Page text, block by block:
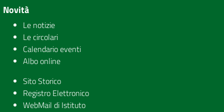
Novità
Le notizie
Le circolari
Calendario eventi
Albo online
Sito Storico
Registro Elettronico
WebMail di Istituto